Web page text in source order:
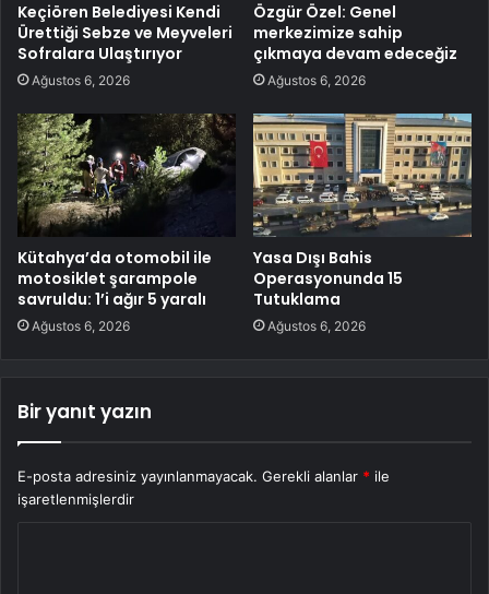
Keçiören Belediyesi Kendi
Ürettiği Sebze ve Meyveleri
Sofralara Ulaştırıyor
Ağustos 6, 2026
Özgür Özel: Genel
merkezimize sahip
çıkmaya devam edeceğiz
Ağustos 6, 2026
Kütahya’da otomobil ile
motosiklet şarampole
savruldu: 1’i ağır 5 yaralı
Ağustos 6, 2026
Yasa Dışı Bahis
Operasyonunda 15
Tutuklama
Ağustos 6, 2026
Bir yanıt yazın
E-posta adresiniz yayınlanmayacak. Gerekli alanlar * ile
işaretlenmişlerdir